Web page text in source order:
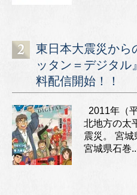
東日本大震災から
ッタン＝デジタ
料配信開始！！
2011年（
北地方の太
震災。 宮
宮城県石巻